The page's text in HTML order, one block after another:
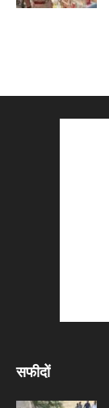
सफीदों